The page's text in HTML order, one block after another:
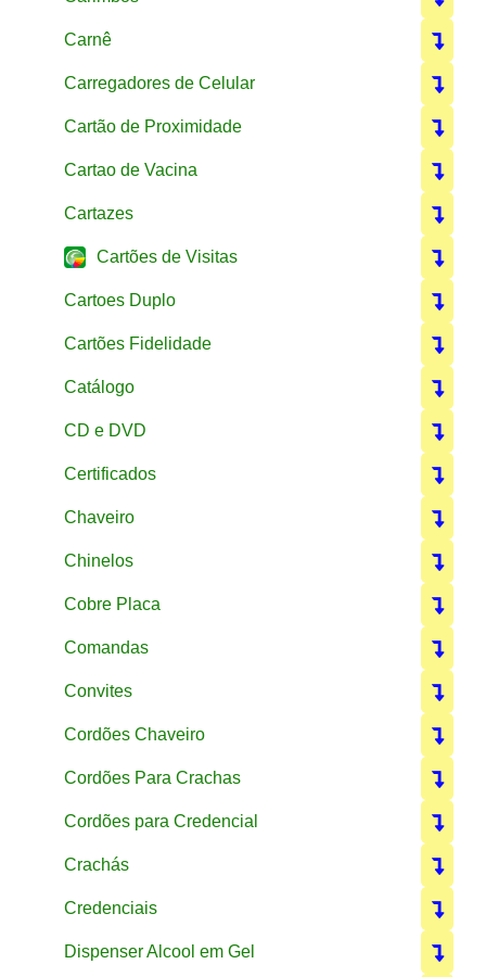
Carnê
Carregadores de Celular
Cartão de Proximidade
Cartao de Vacina
Cartazes
Cartões de Visitas
Cartoes Duplo
Cartões Fidelidade
Catálogo
CD e DVD
Certificados
Chaveiro
Chinelos
Cobre Placa
Comandas
Convites
Cordões Chaveiro
Cordões Para Crachas
Cordões para Credencial
Crachás
Credenciais
Dispenser Alcool em Gel